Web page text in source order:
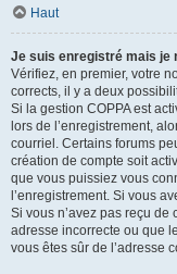
Haut
Je suis enregistré mais je
Vérifiez, en premier, votre
corrects, il y a deux
Si la gestion COPPA est
lors de l’enregistrement,
courriel. Certains forums
création de compte soit
que vous puissiez vous
l’enregistrement. Si vous
Si vous n’avez pas reçu
adresse incorrecte ou que
vous êtes sûr de l’adresse